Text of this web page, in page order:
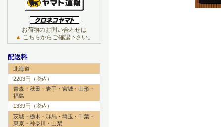
お荷物のお問い合わせは
▲ こちらからご確認下さい。
配送料
北海道
2203円（税込）
青森・秋田・岩手・宮城・山形・
福島
1339円（税込）
茨城・栃木・群馬・埼玉・千葉・
東京・神奈川・山梨